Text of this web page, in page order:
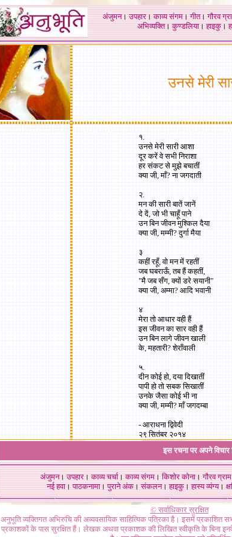
अंजुमन।उपहार।काव्य संगम।गीत।गौरव
अभिव्यक्ति।कुण्डलिया।हाइकु।
उनसे मेरी
१.
उनसे मेरी सारी आशा
दूर करें वे सभी निराशा
हर संकट से मुझे बचातीं
क्या जी, माँ? ना जगदाती
२.
मन की सारी बातें जानें
दे दें, जो भी चाहूँ पाने
उन बिन जीवन मुश्किल दैया
क्या जी, मम्मी? दुर्गा मैया
३
कहीं रहूँ, वो मन में रहतीं
जब घबराऊँ, तब हैं कहतीं,
"मै जब सँग, क्यों डरे सयानी"
क्या जी, अम्मा? आदि भवानी
४
मेरा तो आधार वही हैं
इस जीवन का सार वही हैं
उन बिन लागे जीवन खाली
के, महतारी? शेराँवाली
५.
दीन कोई हो, दया दिखातीं
पापी हो तो सबक सिखातीं
उनके जैसा कोई भी ना
क्या जी, मम्मी? माँ जगदम्बा
- आराधना द्विवेदी
२९ सितंबर २०१४
इस रचना पर अपने
अंजुमन।उपहार।काव्य चर्चा।काव्य संगम।किशोर कोना।गौरव ग्राम
नई हवा। पाठकनामा। पुराने अंक। संकलन। हाइकु। हास्य व्यंग्य।
© सर्वाधिकार सुरक्षित
अनुभूति व्यक्तिगत अभिरुचि की अव्यवसायिक साहित्यिक पत्रिका है। इसमें प्रकाशित
प्रकाशकों के पास सुरक्षित हैं। लेखक अथवा प्रकाशक की लिखित स्वीकृति के बिना